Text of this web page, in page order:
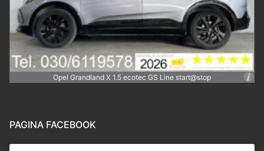
Opel Grandland X 1.5 ecotec GS Line start@stop
PAGINA FACEBOOK